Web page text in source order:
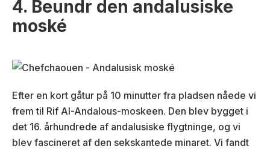
4. Beundr den andalusiske
moské
Efter en kort gåtur på 10 minutter fra pladsen nåede vi
frem til Rif Al-Andalous-moskeen. Den blev bygget i
det 16. århundrede af andalusiske flygtninge, og vi
blev fascineret af den sekskantede minaret. Vi fandt